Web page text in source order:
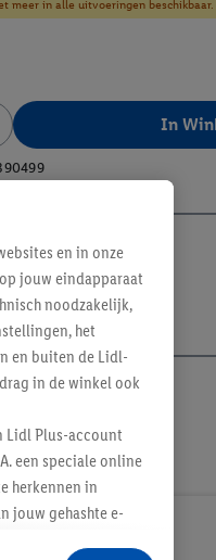
meer in alle uitvoeringen beschikbaar.
In
en in onze
jouw eindapparaat
noodzakelijk,
het
en buiten de Lidl-
in de winkel ook
Lidl Plus-account
een speciale online
herkennen in
jouw gehashte e-